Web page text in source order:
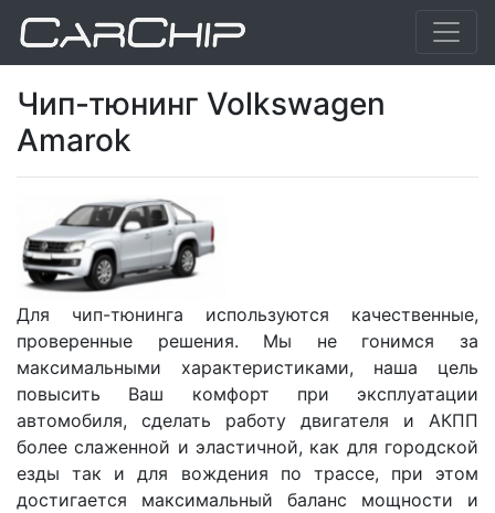
Чип-тюнинг Volkswagen
Amarok
Для чип-тюнинга используются качественные,
проверенные решения. Мы не гонимся за
максимальными характеристиками, наша цель
повысить Ваш комфорт при эксплуатации
автомобиля, сделать работу двигателя и АКПП
более слаженной и эластичной, как для городской
езды так и для вождения по трассе, при этом
достигается максимальный баланс мощности и